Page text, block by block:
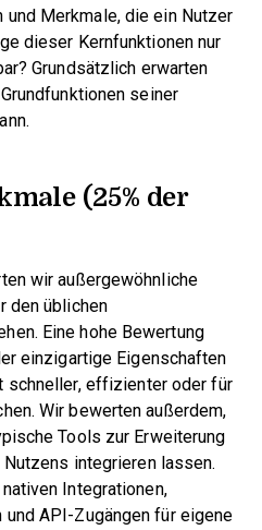
und Merkmale, die ein Nutzer
dieser Kernfunktionen nur
Grundsätzlich erwarten
seiner
(25% der
wir außergewöhnliche
den üblichen
Eine hohe Bewertung
einzigartige Eigenschaften
schneller, effizienter oder für
Wir bewerten außerdem,
Tools zur Erweiterung
integrieren lassen.
Integrationen,
und API-Zugängen für eigene